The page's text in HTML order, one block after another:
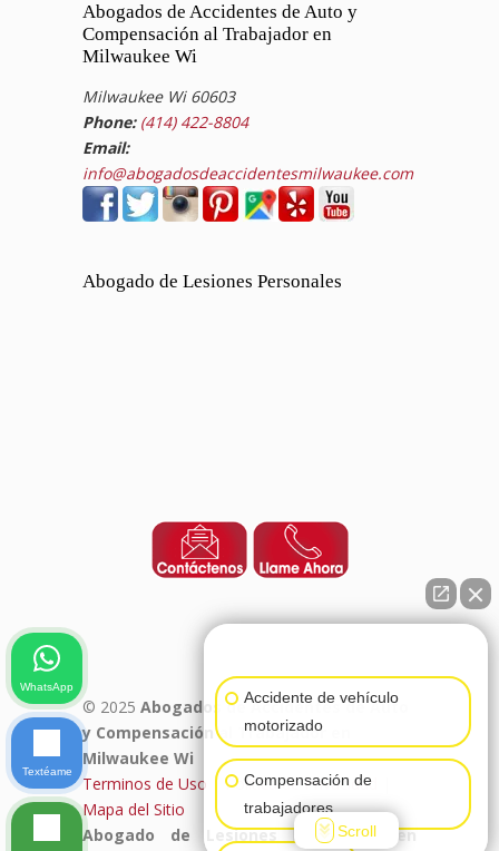
Abogados de Accidentes de Auto y
Compensación al Trabajador en
Milwaukee Wi
Milwaukee Wi 60603
Phone: (414) 422-8804
Email:
info@abogadosdeaccidentesmilwaukee.com
Abogado de Lesiones Personales
© 2025 Abogados de Accidentes de Auto
y Compensación al Trabajador en
Milwaukee Wi
Terminos de Uso | Politica de Privacidad
Mapa del Sitio
Abogado de Lesiones Personales en
Accidente de vehículo
motorizado
Compensación de
trabajadores
Scroll
WhatsApp
Textéame